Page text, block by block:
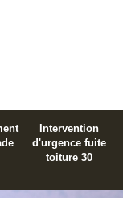
Intervention
d'urgence fuite
toiture 30